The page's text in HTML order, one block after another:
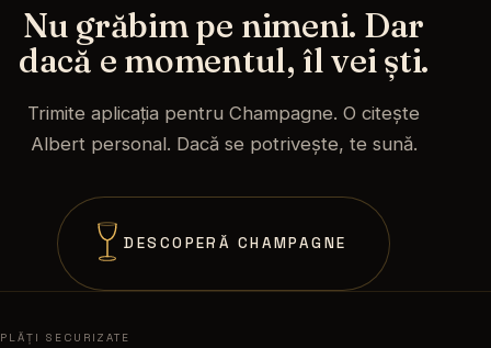
Nu grăbim pe nimeni. Dar
dacă e momentul, îl vei ști.
Trimite aplicația pentru Champagne. O citește
Albert personal. Dacă se potrivește, te sună.
DESCOPERĂ CHAMPAGNE
PLĂȚI SECURIZATE